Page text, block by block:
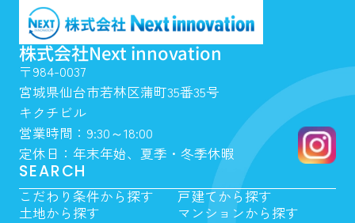
株式会社Next innovation
〒984-0037
宮城県仙台市若林区蒲町35番35号
キクチビル
営業時間：9:30～18:00
定休日：年末年始、夏季・冬季休暇
SEARCH
こだわり条件から探す
戸建てから探す
土地から探す
マンションから探す